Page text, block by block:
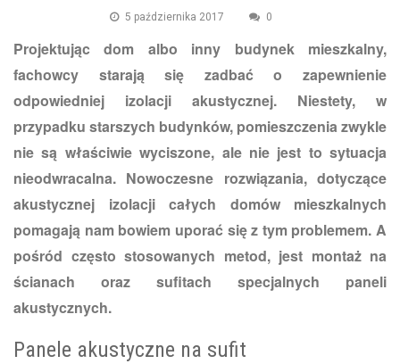
5 października 2017 0
Projektując dom albo inny budynek mieszkalny,
fachowcy starają się zadbać o zapewnienie
odpowiedniej izolacji akustycznej. Niestety, w
przypadku starszych budynków, pomieszczenia zwykle
nie są właściwie wyciszone, ale nie jest to sytuacja
nieodwracalna. Nowoczesne rozwiązania, dotyczące
akustycznej izolacji całych domów mieszkalnych
pomagają nam bowiem uporać się z tym problemem. A
pośród często stosowanych metod, jest montaż na
ścianach oraz sufitach specjalnych paneli
akustycznych.
Panele akustyczne na sufit